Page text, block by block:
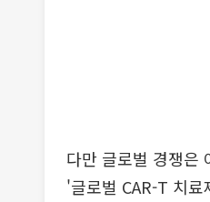
다만 글로벌 경쟁은
'글로벌 CAR-T 치